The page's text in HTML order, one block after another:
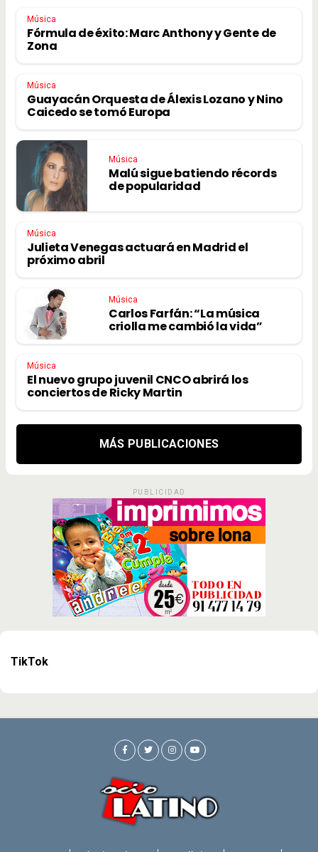
Música
Fórmula de éxito: Marc Anthony y Gente de
Zona
Música
Guayacán Orquesta de Álexis Lozano y Nino
Caicedo se tomó Europa
Música
Malú sigue batiendo récords
de popularidad
Música
Julieta Venegas actuará en Madrid el
próximo abril
Música
Carlos Farfán: “La música
criolla me cambió la vida”
Música
El nuevo grupo juvenil CNCO abrirá los
conciertos de Ricky Martin
MÁS PUBLICACIONES
PUBLICIDAD
TikTok